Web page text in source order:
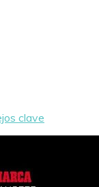
clave